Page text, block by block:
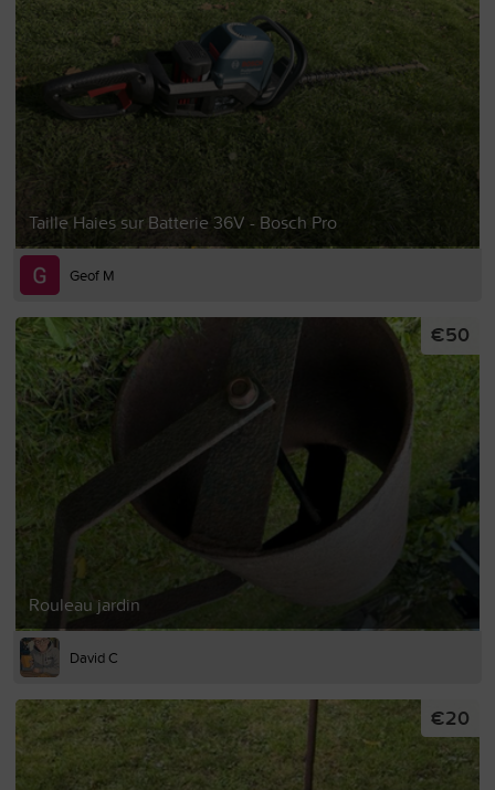
Taille Haies sur Batterie 36V - Bosch Pro
Geof M
Rouleau jardin
€50
David C
€20